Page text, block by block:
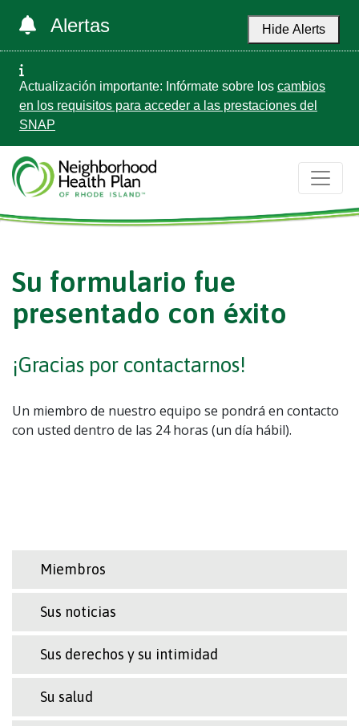
Alertas Hide Alerts
Actualización importante: Infórmate sobre los cambios
en los requisitos para acceder a las prestaciones del
SNAP
Su formulario fue
presentado con éxito
¡Gracias por contactarnos!
Un miembro de nuestro equipo se pondrá en contacto
con usted dentro de las 24 horas (un día hábil).
Miembros
Sus noticias
Sus derechos y su intimidad
Su salud